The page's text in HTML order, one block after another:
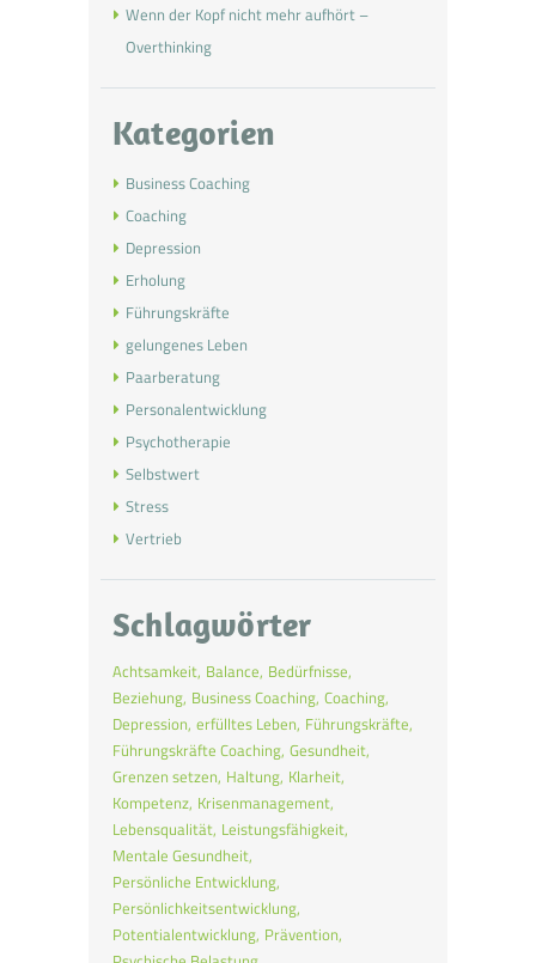
Wenn der Kopf nicht mehr aufhört –
Overthinking
Kategorien
Business Coaching
Coaching
Depression
Erholung
Führungskräfte
gelungenes Leben
Paarberatung
Personalentwicklung
Psychotherapie
Selbstwert
Stress
Vertrieb
Schlagwörter
Achtsamkeit Balance Bedürfnisse
Beziehung Business Coaching Coaching
Depression erfülltes Leben Führungskräfte
Führungskräfte Coaching Gesundheit
Grenzen setzen Haltung Klarheit
Kompetenz Krisenmanagement
Lebensqualität Leistungsfähigkeit
Mentale Gesundheit
Persönliche Entwicklung
Persönlichkeitsentwicklung
Potentialentwicklung Prävention